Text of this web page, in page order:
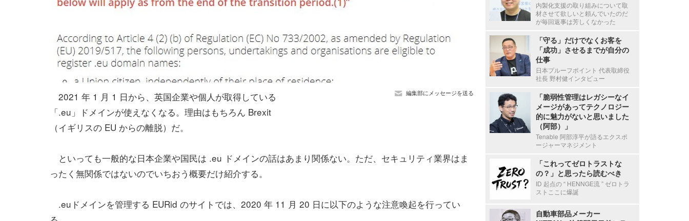
編集部にメッセージを送る
2021 年 1 月 1 日から、英国企業や個人が取得している
「.eu」ドメインが使えなくなる。理由はもちろん Brexit
（イギリスの EU からの離脱）だ。
といっても一般的な日本企業や国民は .eu ドメインの話はあまり関係ない。ただ、セキュリティ業界はま
ったく無関係ではないのでいちおう概要だけ紹介する。
.euドメインを管理する EURid のサイトでは、2020 年 11 月 20 日に以下のような注意喚起を行ってい
内製化支援の取り組みについて取
材させて欲しいと頼んでいたのだ
が毎回返事は芳しくなかった
「守る」だけでなくお客を
「成功」させるまでが自分の
仕事
日本プルーフポイント 代表取締役
社長 野村健インタビュー
「脆弱性管理はレガシーなイ
メージがあってテクノロジー
的に魅力がないと思いました
（阿部）」
Tenable 阿部淳平が語るエクスポ
ージャーマネジメント
「これってゼロトラストな
の？」と思ったら読むべき
ID 起点の “ HENNGE流 ” ゼロトラ
ストここに爆誕
自動車部品メーカー